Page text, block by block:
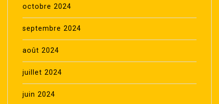
octobre 2024
septembre 2024
août 2024
juillet 2024
juin 2024